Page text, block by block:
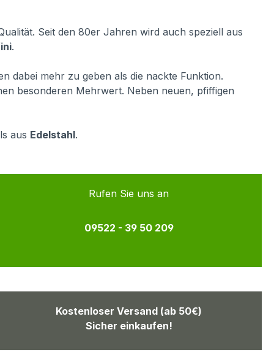
Seit den 80er Jahren wird auch speziell aus
.
dabei mehr zu geben als die nackte Funktion.
besonderen Mehrwert. Neben neuen, pfiffigen
aus Edelstahl.
Rufen Sie uns an
09522 - 39 50 209
Kostenloser Versand (ab 50€)
Sicher einkaufen!